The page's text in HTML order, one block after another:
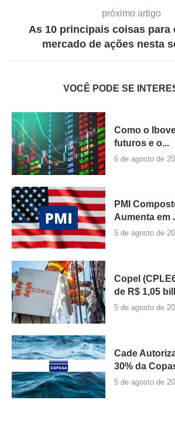
próximo artigo
As 10 principais coisas para
mercado de ações nesta
VOCÊ PODE SE
Como o
futuros e o...
6 de agosto de
PMI
Aumenta em
5 de agosto de
Copel
de R$ 1,05
5 de agosto de
Cade
30% da
5 de agosto de